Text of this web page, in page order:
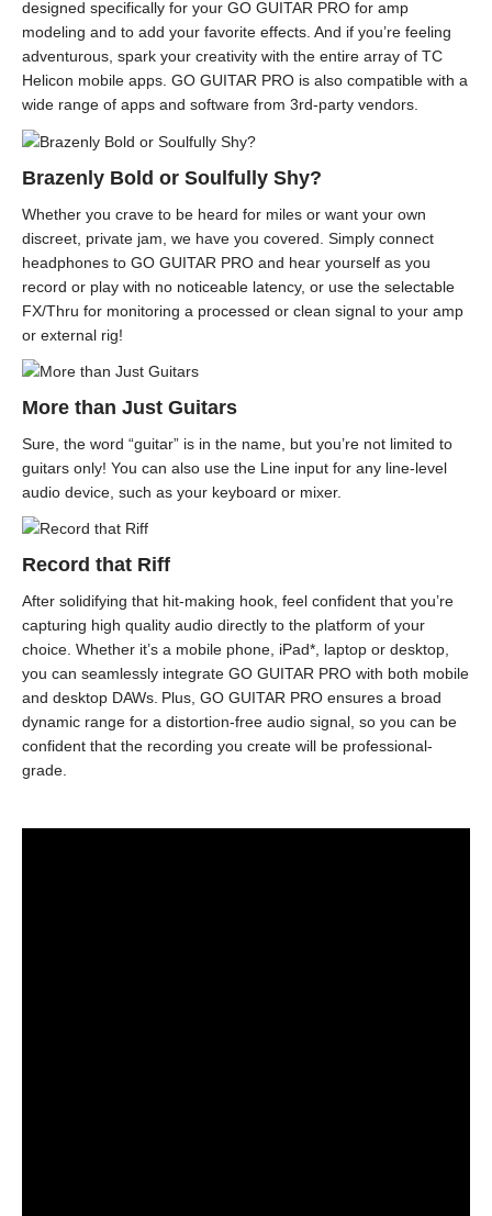
designed specifically for your GO GUITAR PRO for amp
modeling and to add your favorite effects. And if you’re feeling
adventurous, spark your creativity with the entire array of TC
Helicon mobile apps. GO GUITAR PRO is also compatible with a
wide range of apps and software from 3rd-party vendors.
Brazenly Bold or Soulfully Shy?
Whether you crave to be heard for miles or want your own
discreet, private jam, we have you covered. Simply connect
headphones to GO GUITAR PRO and hear yourself as you
record or play with no noticeable latency, or use the selectable
FX/Thru for monitoring a processed or clean signal to your amp
or external rig!
More than Just Guitars
Sure, the word “guitar” is in the name, but you’re not limited to
guitars only! You can also use the Line input for any line-level
audio device, such as your keyboard or mixer.
Record that Riff
After solidifying that hit-making hook, feel confident that you’re
capturing high quality audio directly to the platform of your
choice. Whether it’s a mobile phone, iPad*, laptop or desktop,
you can seamlessly integrate GO GUITAR PRO with both mobile
and desktop DAWs. Plus, GO GUITAR PRO ensures a broad
dynamic range for a distortion-free audio signal, so you can be
confident that the recording you create will be professional-
grade.